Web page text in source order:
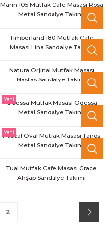
Marin 105 Mutfak Cafe Masası Rosa
Metal Sandalye Takımı
Timberland 180 Mutfak Cafe
Masası Lina Sandalye Takımı
Natura Orjinal Mutfak Masası
Nastas Sandalye Takımı
Yeni
Odessa Mutfak Masası Odessa
Metal Sandalye Takımı
Yeni
Pascal Oval Mutfak Masası Tanos
Metal Sandalye Takımı
Tual Mutfak Cafe Masası Grace
Ahşap Sandalye Takımı
2